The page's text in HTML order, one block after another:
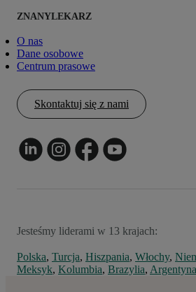
ZNANYLEKARZ
O nas
Dane osobowe
Centrum prasowe
Skontaktuj się z nami
Jesteśmy liderami w 13 krajach:
Polska, Turcja, Hiszpania, Włochy,
Meksyk, Kolumbia, Brazylia, Argentyna